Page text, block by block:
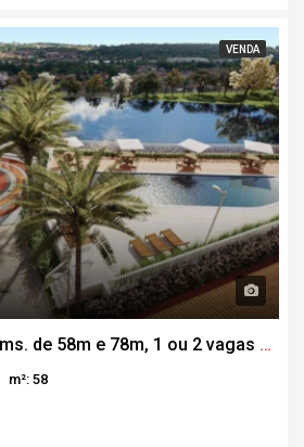
VENDA
Casas de 2 e 3 dorms. de 58m e 78m, 1 ou 2 vagas – Nova Granja Paradise
m²: 58